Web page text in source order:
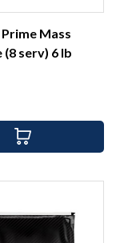
Mass
serv) 6 lb